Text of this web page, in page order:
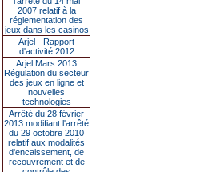
2007 relatif à la
réglementation des
jeux dans les casinos
Arjel - Rapport
d'activité 2012
Arjel Mars 2013
Régulation du secteur
des jeux en ligne et
nouvelles
technologies
Arrêté du 28 février
2013 modifiant l'arrêté
du 29 octobre 2010
relatif aux modalités
d'encaissement, de
recouvrement et de